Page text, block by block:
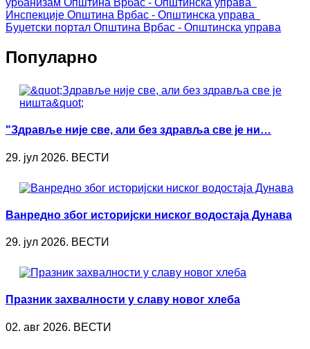
урбанизам Општина Врбас - Општинска управа
Инспекције Општина Врбас - Општинска управа
Буџетски портал Општина Врбас - Општинска управа
Популарно
"Здравље није све, али без здравља све је ни…
29. јул 2026. ВЕСТИ
Ванредно због историјски ниског водостаја Дунава
29. јул 2026. ВЕСТИ
Празник захвалности у славу новог хлеба
02. авг 2026. ВЕСТИ